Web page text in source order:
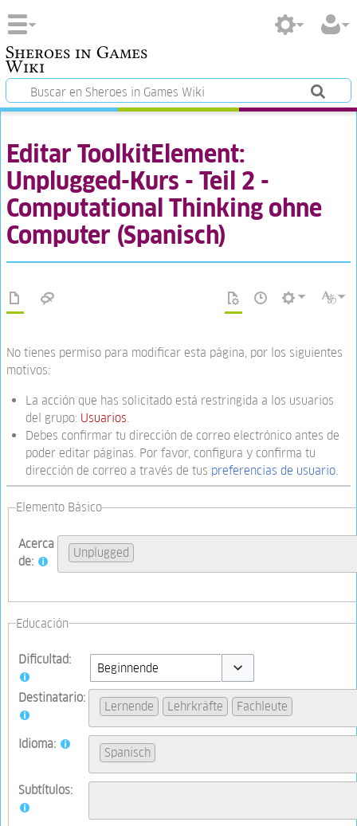
Sheroes in Games
Wiki
Editar ToolkitElement:
Unplugged-Kurs - Teil 2 -
Computational Thinking ohne
Computer (Spanisch)
No tienes permiso para modificar esta página, por los siguientes
motivos:
La acción que has solicitado está restringida a los usuarios
del grupo: Usuarios
Debes confirmar tu dirección de correo electrónico antes de
poder editar páginas. Por favor, configura y confirma tu
dirección de correo a través de tus preferencias de usuario
Elemento Básico
Acerca
de:
Unplugged
Educación
Dificultad:
Toggle options
Destinatario:
Lernende Lehrkräfte Fachleute
Idioma:
Spanisch
Subtítulos: